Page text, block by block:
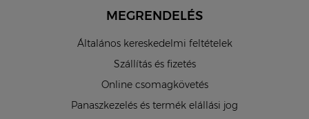
MEGRENDELÉS
Általános kereskedelmi feltételek
Szállítás és fizetés
Online csomagkövetés
Panaszkezelés és termék elállási jog